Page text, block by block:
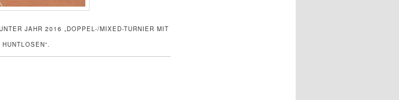
JAHR 2016 „DOPPEL-/MIXED-TURNIER MIT